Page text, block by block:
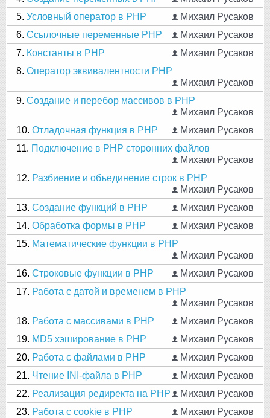
5. Условный оператор в PHP
Михаил Русаков
6. Ссылочные переменные PHP
Михаил Русаков
7. Константы в PHP
Михаил Русаков
8. Оператор эквивалентности PHP
Михаил Русаков
9. Создание и перебор массивов в PHP
Михаил Русаков
10. Отладочная функция в PHP
Михаил Русаков
11. Подключение в PHP сторонних файлов
Михаил Русаков
12. Разбиение и объединение строк в PHP
Михаил Русаков
13. Создание функций в PHP
Михаил Русаков
14. Обработка формы в PHP
Михаил Русаков
15. Математические функции в PHP
Михаил Русаков
16. Строковые функции в PHP
Михаил Русаков
17. Работа с датой и временем в PHP
Михаил Русаков
18. Работа с массивами в PHP
Михаил Русаков
19. MD5 хэширование в PHP
Михаил Русаков
20. Работа с файлами в PHP
Михаил Русаков
21. Чтение INI-файла в PHP
Михаил Русаков
22. Реализация редиректа на PHP
Михаил Русаков
23. Работа с cookie в PHP
Михаил Русаков